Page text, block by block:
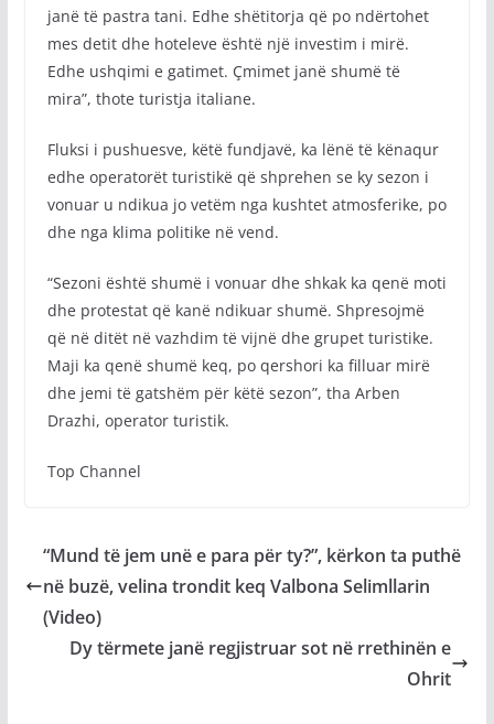
janë të pastra tani. Edhe shëtitorja që po ndërtohet
mes detit dhe hoteleve është një investim i mirë.
Edhe ushqimi e gatimet. Çmimet janë shumë të
mira”, thote turistja italiane.
Fluksi i pushuesve, këtë fundjavë, ka lënë të kënaqur
edhe operatorët turistikë që shprehen se ky sezon i
vonuar u ndikua jo vetëm nga kushtet atmosferike, po
dhe nga klima politike në vend.
“Sezoni është shumë i vonuar dhe shkak ka qenë moti
dhe protestat që kanë ndikuar shumë. Shpresojmë
që në ditët në vazhdim të vijnë dhe grupet turistike.
Maji ka qenë shumë keq, po qershori ka filluar mirë
dhe jemi të gatshëm për këtë sezon”, tha Arben
Drazhi, operator turistik.
Top Channel
“Mund të jem unë e para për ty?”, kërkon ta puthë
në buzë, velina trondit keq Valbona Selimllarin
(Video)
Dy tërmete janë regjistruar sot në rrethinën e
Ohrit